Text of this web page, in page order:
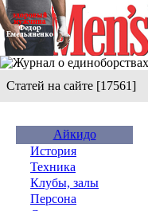
Статей на сайте [17561]
Айкидо
История
Техника
Клубы, залы
Персона